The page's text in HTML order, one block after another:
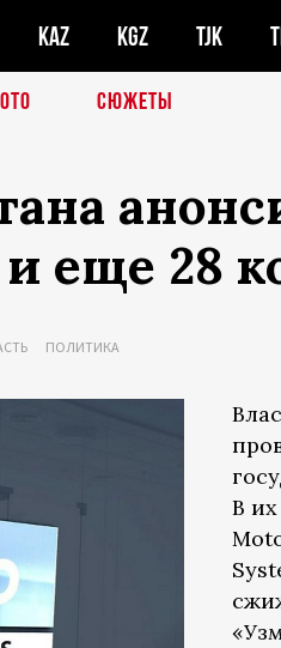
KAZ KGZ TJK
СЮЖЕТЫ
еще 28
ПОЛИТИКА
В